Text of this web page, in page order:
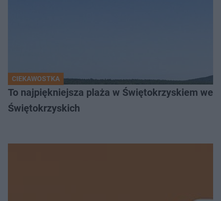
CIEKAWOSTKA
To najpiękniejsza plaża w Świętokrzyskiem
Świętokrzyskich